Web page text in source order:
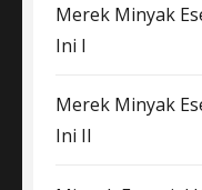
Merek Minyak
Ini I
Merek Minyak
Ini II